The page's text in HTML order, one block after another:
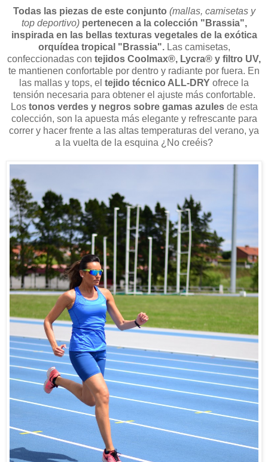
Todas las piezas de este conjunto (mallas, camisetas y
top deportivo) pertenecen a la colección "Brassia",
inspirada en las bellas texturas vegetales de la exótica
orquídea tropical "Brassia". Las camisetas,
confeccionadas con tejidos Coolmax®, Lycra® y filtro UV,
te mantienen confortable por dentro y radiante por fuera. En
las mallas y tops, el tejido técnico ALL-DRY ofrece la
tensión necesaria para obtener el ajuste más confortable.
Los tonos verdes y negros sobre gamas azules de esta
colección, son la apuesta más elegante y refrescante para
correr y hacer frente a las altas temperaturas del verano, ya
a la vuelta de la esquina ¿No creéis?